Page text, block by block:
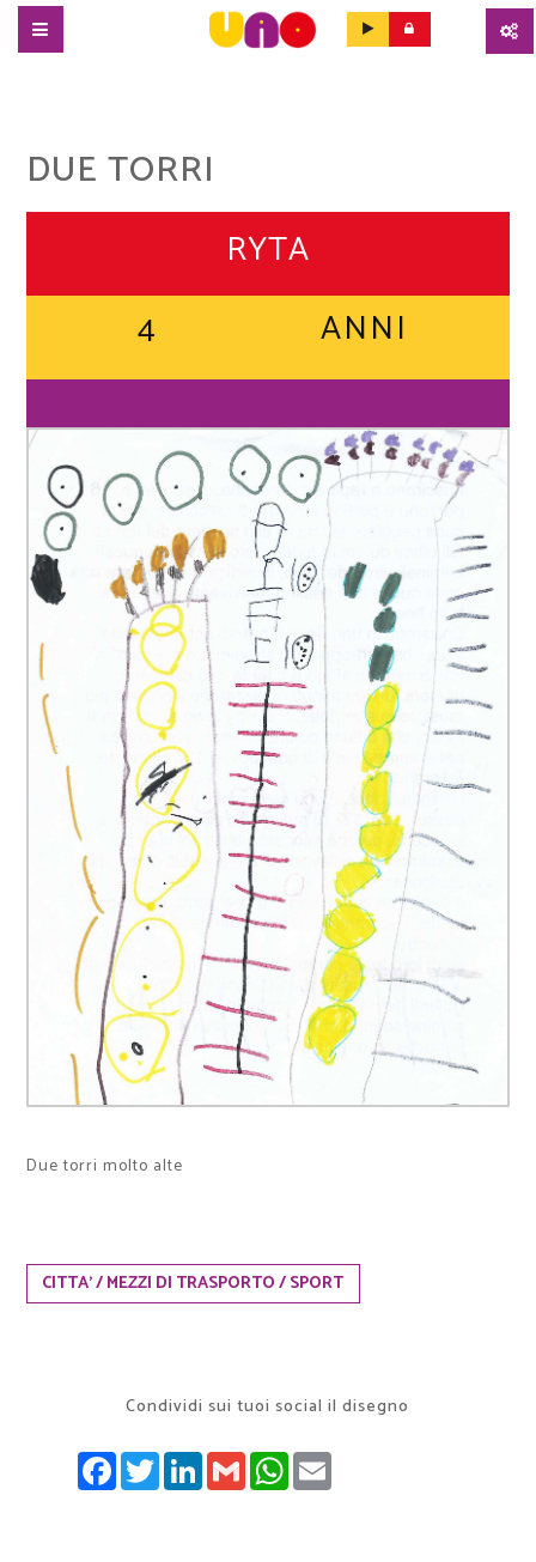
DUE TORRI
RYTA
4
ANNI
Due torri molto alte
CITTA' / MEZZI DI TRASPORTO / SPORT
Condividi sui tuoi social il disegno
FACEBOOK
TWITTERLINKEDIN
GMAILWHATSAPP
EMAIL